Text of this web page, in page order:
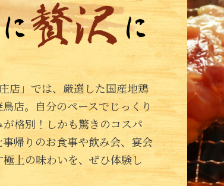
店」では、厳選した国産地鶏
店。自分のペースでじっくり
格別！しかも驚きのコスパ
帰りのお食事や飲み会、宴会
上の味わいを、ぜひ体験し